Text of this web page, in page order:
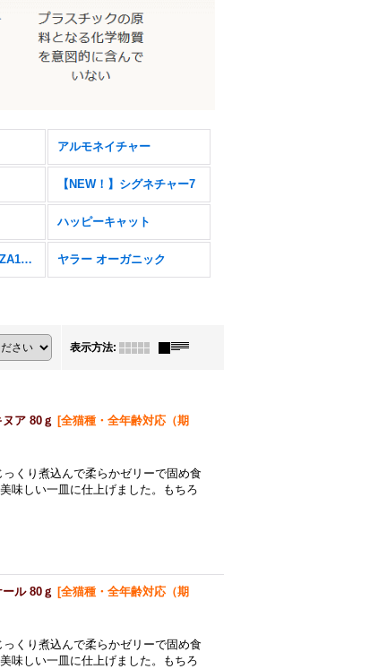
アルモネイチャー
【NEW！】シグネチャー7
ハッピーキャット
フォルツァ10（FORZA10） ヤラー オーガニック
表示方法:
ア 80ｇ [全猫種・全年齢対応（期
くり煮込んで柔らかゼリーで固め食
味しい一皿に仕上げました。もちろ
ル 80ｇ [全猫種・全年齢対応（期
くり煮込んで柔らかゼリーで固め食
味しい一皿に仕上げました。もちろ